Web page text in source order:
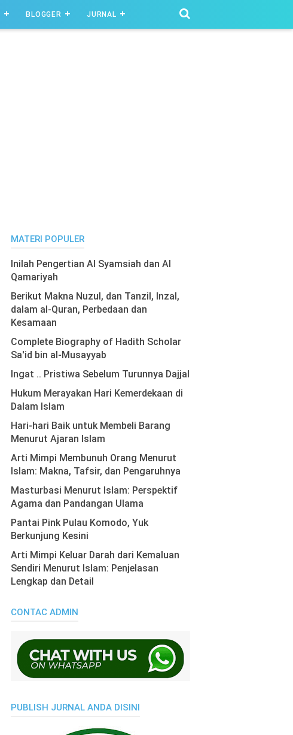
BLOGGER JURNAL
MATERI POPULER
Inilah Pengertian Al Syamsiah dan Al
Qamariyah
Berikut Makna Nuzul, dan Tanzil, Inzal,
dalam al-Quran, Perbedaan dan
Kesamaan
Complete Biography of Hadith Scholar
Sa'id bin al-Musayyab
Ingat .. Pristiwa Sebelum Turunnya Dajjal
Hukum Merayakan Hari Kemerdekaan di
Dalam Islam
Hari-hari Baik untuk Membeli Barang
Menurut Ajaran Islam
Arti Mimpi Membunuh Orang Menurut
Islam: Makna, Tafsir, dan Pengaruhnya
Masturbasi Menurut Islam: Perspektif
Agama dan Pandangan Ulama
Pantai Pink Pulau Komodo, Yuk
Berkunjung Kesini
Arti Mimpi Keluar Darah dari Kemaluan
Sendiri Menurut Islam: Penjelasan
Lengkap dan Detail
CONTAC ADMIN
PUBLISH JURNAL ANDA DISINI